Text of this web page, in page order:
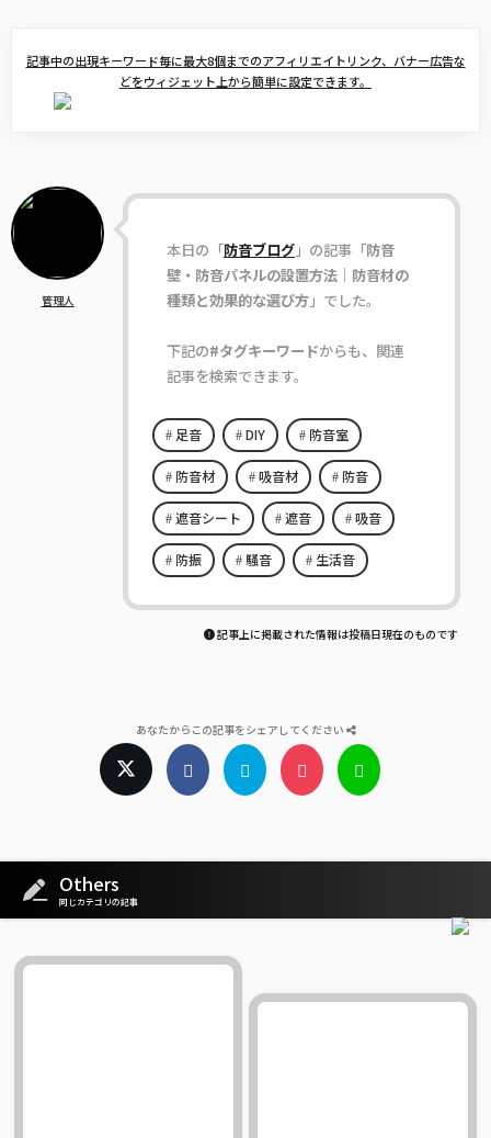
記事中の出現キーワード毎に最大8個までのアフィリエイトリンク、バナー広告な
どをウィジェット上から簡単に設定できます。
管理人
本日の「防音ブログ」の記事「防音
壁・防音パネルの設置方法｜防音材の
種類と効果的な選び方」でした。
下記の#タグキーワードからも、関連
記事を検索できます。
足音 DIY 防音室
防音材 吸音材 防音
遮音シート 遮音 吸音
防振 騒音 生活音
記事上に掲載された情報は投稿日現在のものです
あなたからこの記事をシェアしてください
Others
同じカテゴリの記事